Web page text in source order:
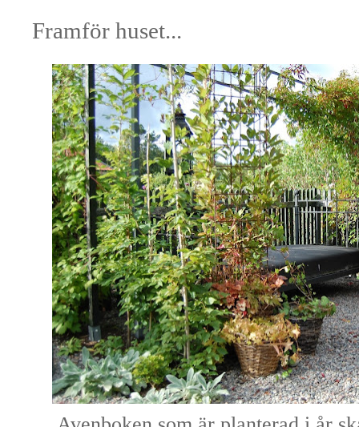
Framför huset...